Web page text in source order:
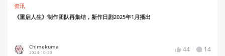
资讯
《重启人生》制作团队再集结，新作日剧2025年1月播出
Chimekuma
2024-10-30 44 14